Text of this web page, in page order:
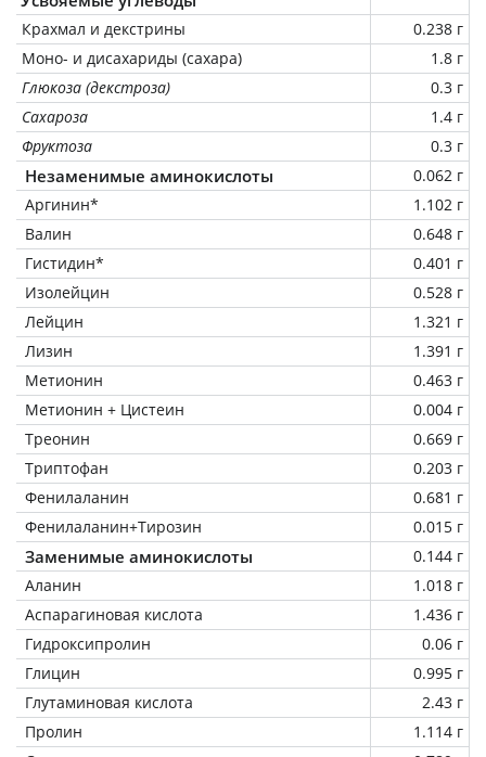
Крахмал и декстрины
0.238 г
Моно- и дисахариды (сахара)
1.8 г
Глюкоза (декстроза)
0.3 г
Сахароза
1.4 г
Фруктоза
0.3 г
Незаменимые аминокислоты
0.062 г
Аргинин*
1.102 г
Валин
0.648 г
Гистидин*
0.401 г
Изолейцин
0.528 г
Лейцин
1.321 г
Лизин
1.391 г
Метионин
0.463 г
Метионин + Цистеин
0.004 г
Треонин
0.669 г
Триптофан
0.203 г
Фенилаланин
0.681 г
Фенилаланин+Тирозин
0.015 г
Заменимые аминокислоты
0.144 г
Аланин
1.018 г
Аспарагиновая кислота
1.436 г
Гидроксипролин
0.06 г
Глицин
0.995 г
Глутаминовая кислота
2.43 г
Пролин
1.114 г